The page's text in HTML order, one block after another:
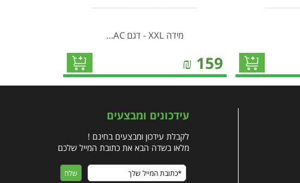
מידה XXL - דגם AC...
159
₪
עידכונים ומבצעים
לקבלת עידכון ומבצעים בחינם !
מלאו בשדה הבא את כתובת המייל שלכם